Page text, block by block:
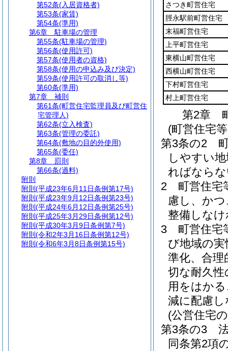
さつき町営住宅
脛永駅前町営住宅
末福町営住宅
上平町営住宅
東横山町営住宅
西横山町営住宅
下村町営住宅
村上町営住宅
第2章
(町営住宅
第3条の2
しやすい
ればなら
2
町営住宅
慮し、か
整備しな
3
町営住宅
び地域の
準化、合
切な耐久
用をはか
減に配慮
(公営住宅
第3条の3
同条第2項
第52条(入居資格者)
第53条(家賃)
第54条(準用)
第6章
駐車場の管理
第55条(駐車場の管理)
第56条(使用許可)
第57条(使用者の資格)
第58条(使用の申込み及び決定)
第59条(使用許可の取消し等)
第60条(準用)
第7章
補則
第61条(町営住宅監理員及び町営住
宅管理人)
第62条(立入検査)
第63条(管理の委託)
第64条(敷地の目的外使用)
第65条(委任)
第8章
罰則
第66条(過料)
附則
附則 (平成23年6月11日条例第17号)
附則 (平成23年9月12日条例第23号)
附則 (平成24年6月12日条例第25号)
附則 (平成25年3月29日条例第12号)
附則 (平成30年3月9日条例第7号)
附則 (令和2年3月16日条例第12号)
附則 (令和6年3月8日条例第15号)